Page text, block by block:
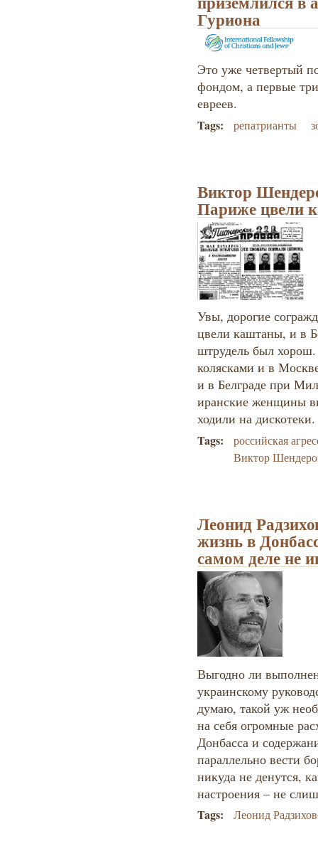
Гуриона
Это уже четвертый
фондом, а первые
евреев.
Tags: репатрианты
Виктор
Париже цвели
Увы, дорогие
цвели каштаны, и в
штрудель был
колясками и в
и в Белграде при
иранские женщины
ходили на дискотеки.
Tags:
российская
Виктор
Леонид
жизнь в
самом деле не
Выгодно ли
украинскому
думаю, такой уж
на себя огромные
Донбасса и
параллельно вести
никуда не денутся,
настроения – не
Tags: Леонид